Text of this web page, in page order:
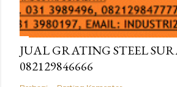
JUAL GRATING STEEL
082129846666